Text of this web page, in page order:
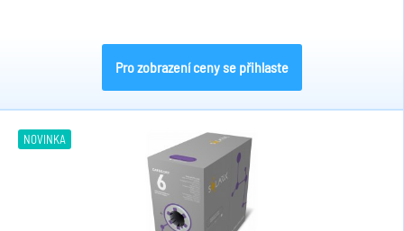
Pro zobrazení ceny se přihlaste
NOVINKA